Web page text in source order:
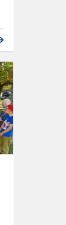
Patirtinis
vaikų
ugdymas
kitoje
erdvėje